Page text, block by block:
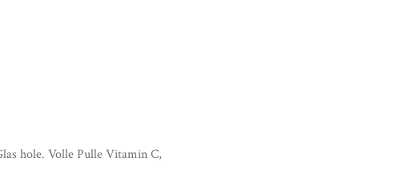
hole. Volle Pulle Vitamin C,